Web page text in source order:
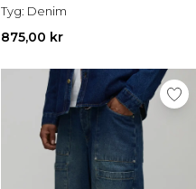
Tyg: Denim
875,00 kr